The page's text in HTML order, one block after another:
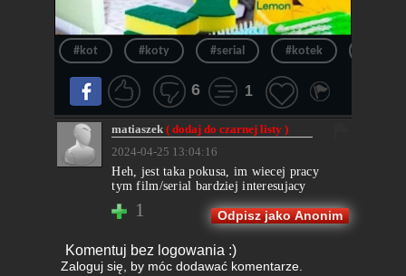
#kot #koty #serial #kotek
6 1
matiaszek( dodaj do czarnej listy )
2024-04-25 13:04:16
Heh, jest taka pokusa, im wiecej pracy
tym film/serial bardziej interesujacy
1 Odpisz jako Anonim
Komentuj bez logowania :)
Zaloguj się, by móc dodawać komentarze.